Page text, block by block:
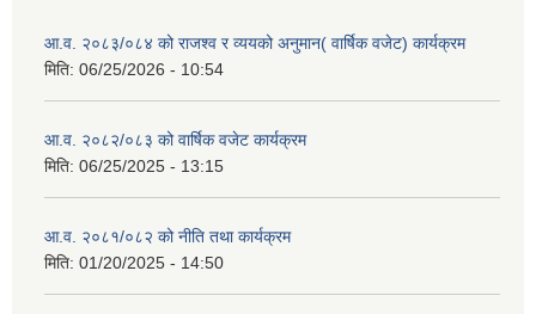
आ.व. २०८३/०८४ को राजश्व र व्ययको अनुमान( वार्षिक वजेट) कार्यक्रम
मिति: 06/25/2026 - 10:54
आ.व. २०८२/०८३ को वार्षिक वजेट कार्यक्रम
मिति: 06/25/2025 - 13:15
आ.व. २०८१/०८२ को नीति तथा कार्यक्रम
मिति: 01/20/2025 - 14:50